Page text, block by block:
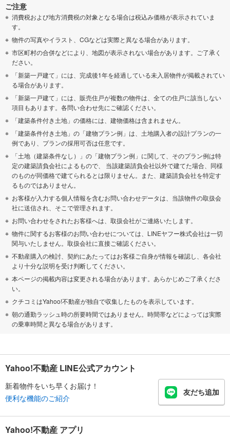
ご注意
消費税および地方消費税の対象となる場合は税込み価格が表示されていま
す。
物件の写真やイラスト、CGなどは実際と異なる場合があります。
市区町村の合併などにより、地図が表示されない場合があります。ご了承く
ださい。
「新築一戸建て」には、完成後1年を経過している未入居物件が掲載されてい
る場合があります。
「新築一戸建て」には、販売住戸が複数の物件は、全ての住戸に該当しない
項目もあります。各問い合わせ先にご確認ください。
「建築条件付き土地」の価格には、建物価格は含まれません。
「建築条件付き土地」の「建物プラン例」は、土地購入者の設計プランの一
例であり、プランの採用可否は任意です。
「土地（建築条件なし）」の「建物プラン例」に関して、そのプラン例は特
定の建築請負会社によるもので、 当該建築請負会社以外で建てた場合、同様
のものが同価格で建てられるとは限りません。また、建築請負会社を特定す
るものではありません。
お客様が入力する個人情報を含むお問い合わせデータは、当該物件の取扱会
社に送信され、そこで管理されます。
お問い合わせをされたお客様へは、取扱会社がご連絡いたします。
物件に関するお客様のお問い合わせについては、LINEヤフー株式会社は一切
関与いたしません。取扱会社に直接ご確認ください。
不動産購入の検討、契約にあたってはお客様ご自身が情報を確認し、各会社
より十分な説明を受け判断してください。
本ページの掲載内容は変更される場合があります。あらかじめご了承くださ
い。
クチコミはYahoo!不動産が独自で収集したものを表示しています。
朝の通勤ラッシュ時の所要時間ではありません。時間帯などによっては実際
の乗車時間と異なる場合があります。
Yahoo!不動産 LINE公式アカウント
新着物件をいち早くお届け！
便利な機能のご紹介
友だち追加
Yahoo!不動産 アプリ